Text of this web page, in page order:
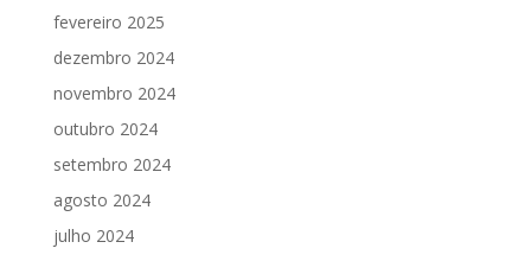
fevereiro 2025
dezembro 2024
novembro 2024
outubro 2024
setembro 2024
agosto 2024
julho 2024